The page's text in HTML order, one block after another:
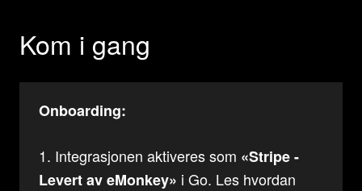
Kom i gang
Onboarding:
1. Integrasjonen aktiveres som «Stripe -
Levert av eMonkey» i Go. Les hvordan